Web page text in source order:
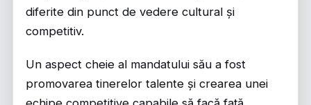
diferite din punct de vedere cultural și
competitiv.
Un aspect cheie al mandatului său a fost
promovarea tinerelor talente și crearea unei